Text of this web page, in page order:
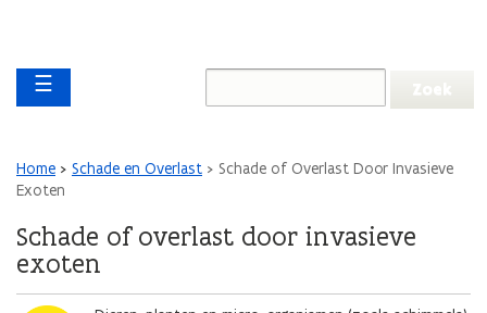
gaan
Main navigation
☰
Kruimelpad
Home Schade en Overlast
Schade of Overlast Door Invasieve
Exoten
Schade of overlast door invasieve
exoten